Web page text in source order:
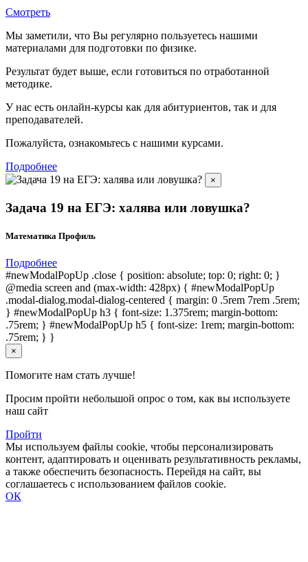
Смотреть
Мы заметили, что Вы регулярно пользуетесь нашими
материалами для подготовки по физике.
Результат будет выше, если готовиться по отработанной
методике.
У нас есть онлайн-курсы как для абитуриентов, так и для
преподавателей.
Пожалуйста, ознакомьтесь с нашими курсами.
Подробнее
×
Задача 19 на ЕГЭ: халява или ловушка?
Математика Профиль
Подробнее
#newModalPopUp .close { position: absolute; top: 0; right: 0; }
@media screen and (max-width: 428px) { #newModalPopUp
.modal-dialog.modal-dialog-centered { margin: 0 .5rem 7rem .5rem;
} #newModalPopUp h3 { font-size: 1.375rem; margin-bottom:
.75rem; } #newModalPopUp h5 { font-size: 1rem; margin-bottom:
.75rem; } }
×
Помогите нам стать лучше!
Просим пройти небольшой опрос о том, как вы используете
наш сайт
Пройти
Мы используем файлы cookie, чтобы персонализировать
контент, адаптировать и оценивать результативность рекламы,
а также обеспечить безопасность. Перейдя на сайт, вы
соглашаетесь с использованием файлов cookie.
ОК